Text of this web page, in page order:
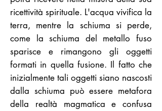
ricettività spirituale. L'acqua vivifica la
terra, mentre la schiuma si perde,
come la schiuma del metallo fuso
sparisce e rimangono gli oggetti
formati in quella fusione. Il fatto che
inizialmente tali oggetti siano nascosti
dalla schiuma può essere metafora
della realtà magmatica e confusa